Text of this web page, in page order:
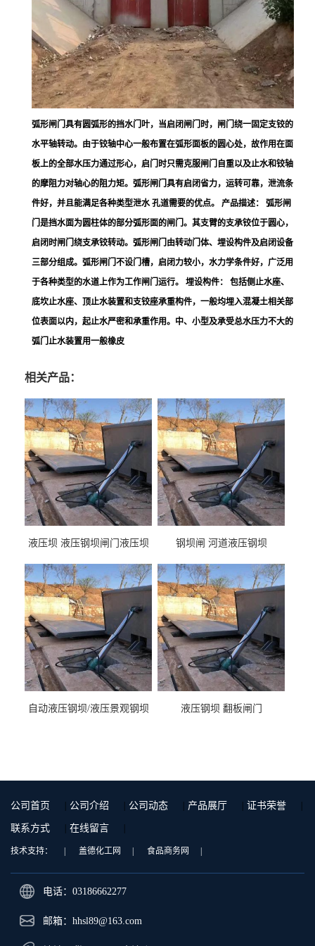
弧形闸门具有圆弧形的挡水门叶，当启闭闸门时，闸门绕一固定支铰的
水平轴转动。由于铰轴中心一般布置在弧形面板的圆心处，故作用在面
板上的全部水压力通过形心，启门时只需克服闸门自重以及止水和铰轴
的摩阻力对轴心的阻力矩。弧形闸门具有启闭省力，运转可靠，泄流条
件好，并且能满足各种类型泄水 孔道需要的优点。 产品描述： 弧形闸
门是挡水面为圆柱体的部分弧形面的闸门。其支臂的支承铰位于圆心，
启闭时闸门绕支承铰转动。弧形闸门由转动门体、埋设构件及启闭设备
三部分组成。弧形闸门不设门槽，启闭力较小，水力学条件好，广泛用
于各种类型的水道上作为工作闸门运行。 埋设构件： 包括侧止水座、
底坎止水座、顶止水装置和支铰座承重构件，一般均埋入混凝土相关部
位表面以内，起止水严密和承重作用。中、小型及承受总水压力不大的
弧门止水装置用一般橡皮
相关产品：
液压坝 液压钢坝闸门液压坝
钢坝闸 河道液压钢坝
自动液压钢坝/液压景观钢坝 液压钢坝 翻板闸门
公司首页 公司介绍 公司动态 产品展厅 证书荣誉
联系方式 在线留言
技术支持： 盖德化工网 食品商务网
电话：03186662277
邮箱：hhsl89@163.com